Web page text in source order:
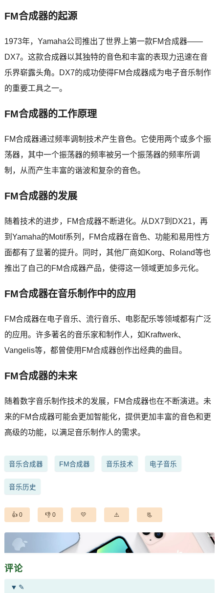
FM合成器的起源
1973年，Yamaha公司推出了世界上第一款FM合成器——
DX7。这款合成器以其独特的音色和丰富的表现力迅速在音
乐界崭露头角。DX7的成功使得FM合成器成为电子音乐制作
的重要工具之一。
FM合成器的工作原理
FM合成器通过频率调制技术产生音色。它使用两个或多个振
荡器，其中一个振荡器的频率被另一个振荡器的频率所调
制，从而产生丰富的谐波和复杂的音色。
FM合成器的发展
随着技术的进步，FM合成器不断进化。从DX7到DX21，再
到Yamaha的Motif系列，FM合成器在音色、功能和易用性方
面都有了显著的提升。同时，其他厂商如Korg、Roland等也
推出了自己的FM合成器产品，使得这一领域更加多元化。
FM合成器在音乐制作中的应用
FM合成器在电子音乐、流行音乐、电影配乐等领域都有广泛
的应用。许多著名的音乐家和制作人，如Kraftwerk、
Vangelis等，都曾使用FM合成器创作出经典的曲目。
FM合成器的未来
随着数字音乐制作技术的发展，FM合成器也在不断演进。未
来的FM合成器可能会更加智能化，提供更加丰富的音色和更
高级的功能，以满足音乐制作人的需求。
音乐合成器 FM合成器 音乐技术 电子音乐
音乐历史
0 0
评论
✎